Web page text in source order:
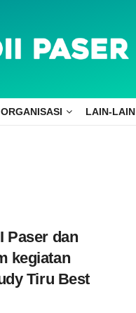
ORGANISASI LAIN-LAIN
Paser dan
kegiatan
Tiru Best